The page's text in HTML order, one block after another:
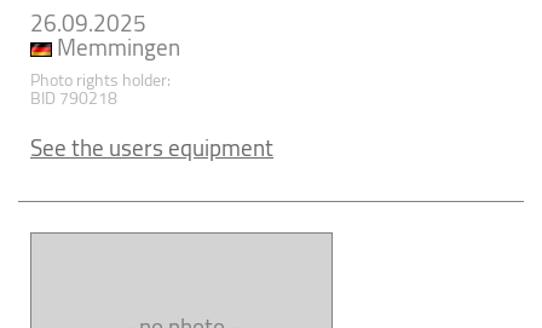
26.09.2025
Memmingen
Photo rights holder:
BID 790218
See the users equipment